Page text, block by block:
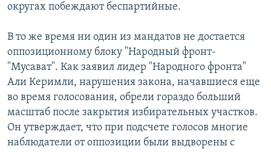
округах побеждают беспартийные.
В то же время ни один из мандатов не достается
оппозиционному блоку "Народный фронт-
"Мусават". Как заявил лидер "Народного фронта"
Али Керимли, нарушения закона, начавшиеся еще
во время голосования, обрели гораздо больший
масштаб после закрытия избирательных участков.
Он утверждает, что при подсчете голосов многие
наблюдатели от оппозиции были выдворены с